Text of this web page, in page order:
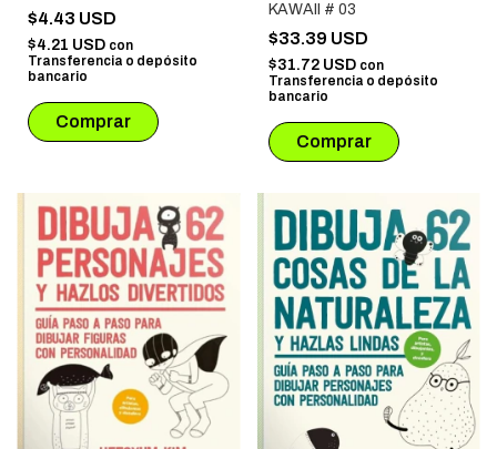
$4.43 USD
$4.21 USD con
Transferencia o depósito
bancario
KAWAII # 03
$33.39 USD
$31.72 USD con
Transferencia o depósito
bancario